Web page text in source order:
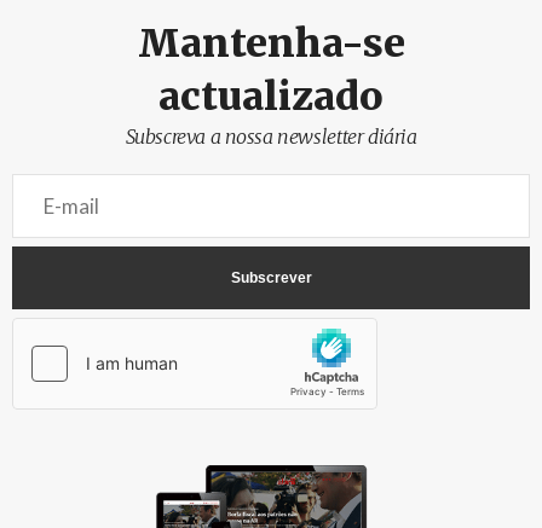
Mantenha-se
actualizado
Subscreva a nossa newsletter diária